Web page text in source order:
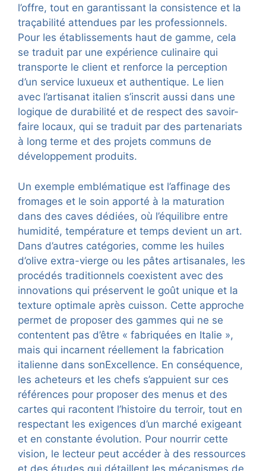
l’offre, tout en garantissant la consistence et la
traçabilité attendues par les professionnels.
Pour les établissements haut de gamme, cela
se traduit par une expérience culinaire qui
transporte le client et renforce la perception
d’un service luxueux et authentique. Le lien
avec l’artisanat italien s’inscrit aussi dans une
logique de durabilité et de respect des savoir-
faire locaux, qui se traduit par des partenariats
à long terme et des projets communs de
développement produits.
Un exemple emblématique est l’affinage des
fromages et le soin apporté à la maturation
dans des caves dédiées, où l’équilibre entre
humidité, température et temps devient un art.
Dans d’autres catégories, comme les huiles
d’olive extra-vierge ou les pâtes artisanales, les
procédés traditionnels coexistent avec des
innovations qui préservent le goût unique et la
texture optimale après cuisson. Cette approche
permet de proposer des gammes qui ne se
contentent pas d’être « fabriquées en Italie »,
mais qui incarnent réellement la fabrication
italienne dans sonExcellence. En conséquence,
les acheteurs et les chefs s’appuient sur ces
références pour proposer des menus et des
cartes qui racontent l’histoire du terroir, tout en
respectant les exigences d’un marché exigeant
et en constante évolution. Pour nourrir cette
vision, le lecteur peut accéder à des ressources
et des études qui détaillent les mécanismes de